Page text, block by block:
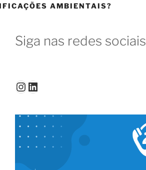
AMBIENTAIS?
Siga nas redes sociais
Instagram
LinkedIn